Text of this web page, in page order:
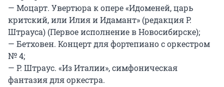
— Моцарт. Увертюра к опере «Идоменей, царь
критский, или Илия и Идамант» (редакция Р.
Штрауса) (Первое исполнение в Новосибирске);
— Бетховен. Концерт для фортепиано с оркестром
№ 4;
— Р. Штраус. «Из Италии», симфоническая
фантазия для оркестра.